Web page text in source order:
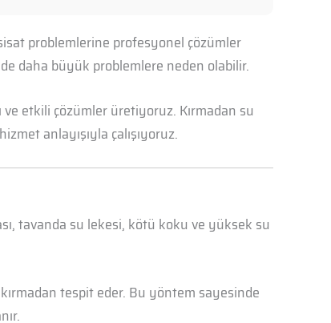
problemlerine profesyonel çözümler
daha büyük problemlere neden olabilir.
etkili çözümler üretiyoruz. Kırmadan su
anlayışıyla çalışıyoruz.
tavanda su lekesi, kötü koku ve yüksek su
tespit eder. Bu yöntem sayesinde